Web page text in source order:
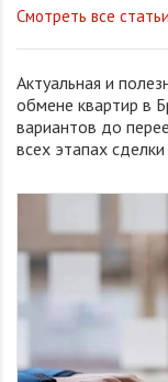
Смотреть все
Актуальная и
обмене квартир в
вариантов до
всех этапах